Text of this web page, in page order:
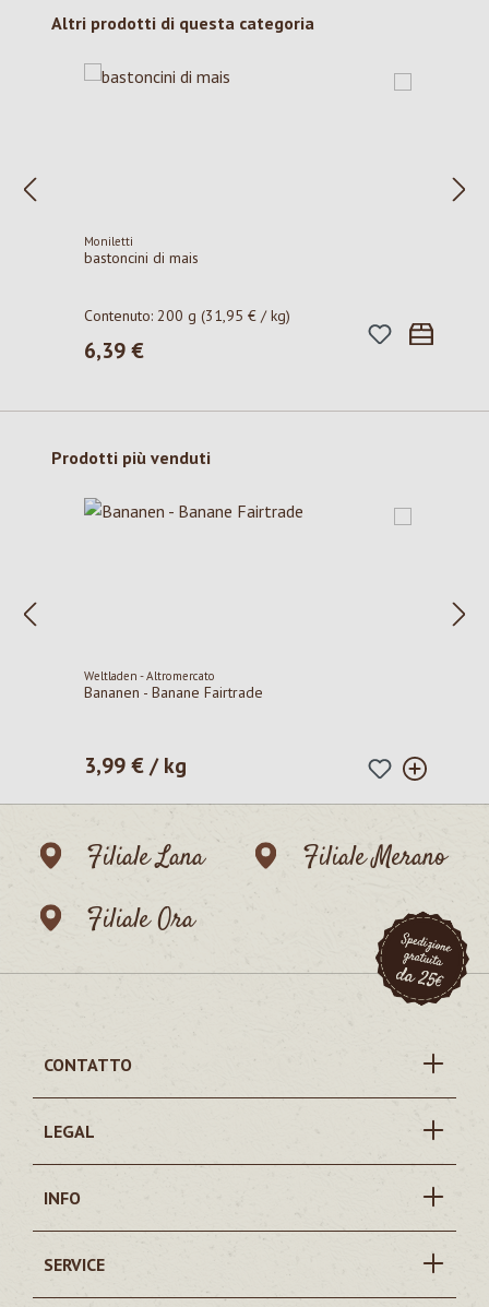
Salta la galleria dei prodotti
Altri prodotti di questa categoria
Moniletti
bastoncini di mais
Contenuto:200 g(31,95 € / kg)
Prezzo normale:
6,39 €
Salta la galleria dei prodotti
Prodotti più venduti
Weltladen - Altromercato
Bananen - Banane Fairtrade
Prezzo normale:
3,99 € / kg
Filiale Lana
Filiale Merano
Filiale Ora
CONTATTO
LEGAL
INFO
SERVICE